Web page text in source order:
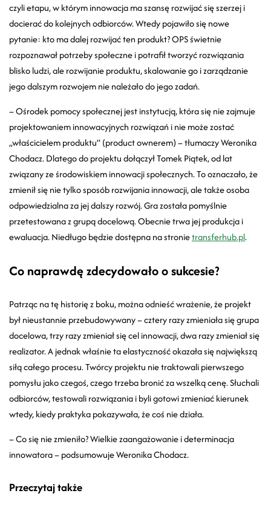
czyli etapu, w którym innowacja ma szansę rozwijać się szerzej i
docierać do kolejnych odbiorców. Wtedy pojawiło się nowe
pytanie: kto ma dalej rozwijać ten produkt? OPS świetnie
rozpoznawał potrzeby społeczne i potrafił tworzyć rozwiązania
blisko ludzi, ale rozwijanie produktu, skalowanie go i zarządzanie
jego dalszym rozwojem nie należało do jego zadań.
– Ośrodek pomocy społecznej jest instytucją, która się nie zajmuje
projektowaniem innowacyjnych rozwiązań i nie może zostać
„właścicielem produktu” (product ownerem) – tłumaczy Weronika
Chodacz. Dlatego do projektu dołączył Tomek Piątek, od lat
związany ze środowiskiem innowacji społecznych. To oznaczało, że
zmienił się nie tylko sposób rozwijania innowacji, ale także osoba
odpowiedzialna za jej dalszy rozwój. Gra została pomyślnie
przetestowana z grupą docelową. Obecnie trwa jej produkcja i
ewaluacja. Niedługo będzie dostępna na stronietransferhub.pl.
Co naprawdę zdecydowało o sukcesie?
Patrząc na tę historię z boku, można odnieść wrażenie, że projekt
był nieustannie przebudowywany – cztery razy zmieniała się grupa
docelowa, trzy razy zmieniał się cel innowacji, dwa razy zmieniał się
realizator. A jednak właśnie ta elastyczność okazała się największą
siłą całego procesu. Twórcy projektu nie traktowali pierwszego
pomysłu jako czegoś, czego trzeba bronić za wszelką cenę. Słuchali
odbiorców, testowali rozwiązania i byli gotowi zmieniać kierunek
wtedy, kiedy praktyka pokazywała, że coś nie działa.
– Co się nie zmieniło? Wielkie zaangażowanie i determinacja
innowatora – podsumowuje Weronika Chodacz.
Przeczytaj także